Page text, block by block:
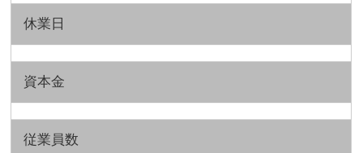
休業日
資本金
従業員数